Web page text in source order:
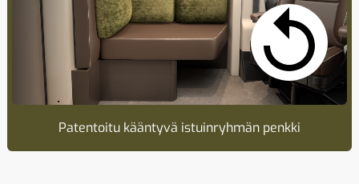
Patentoitu kääntyvä istuinryhmän penkki